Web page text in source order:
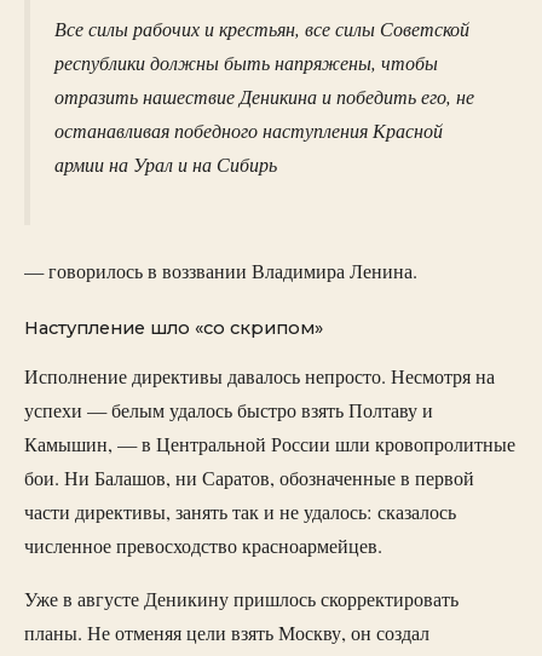
Все силы рабочих и крестьян, все силы Советской
республики должны быть напряжены, чтобы
отразить нашествие Деникина и победить его, не
останавливая победного наступления Красной
армии на Урал и на Сибирь
— говорилось в воззвании Владимира Ленина.
Наступление шло «со скрипом»
Исполнение директивы давалось непросто. Несмотря на
успехи — белым удалось быстро взять Полтаву и
Камышин, — в Центральной России шли кровопролитные
бои. Ни Балашов, ни Саратов, обозначенные в первой
части директивы, занять так и не удалось: сказалось
численное превосходство красноармейцев.
Уже в августе Деникину пришлось скорректировать
планы. Не отменяя цели взять Москву, он создал